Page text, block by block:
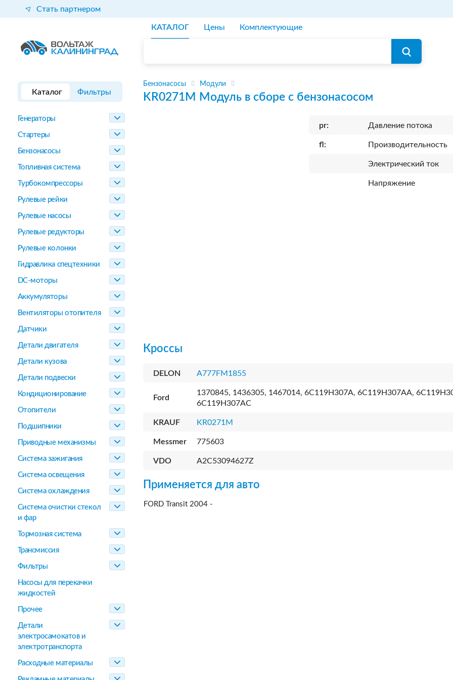
Стать партнером
КАТАЛОГ Цены Комплектующие
Каталог Фильтры
Генераторы
Стартеры
Бензонасосы
Топливная система
Турбокомпрессоры
Рулевые рейки
Рулевые насосы
Рулевые редукторы
Рулевые колонки
Гидравлика спецтехники
DC-моторы
Аккумуляторы
Вентиляторы отопителя
Датчики
Детали двигателя
Детали кузова
Детали подвески
Кондиционирование
Отопители
Подшипники
Приводные механизмы
Система зажигания
Система освещения
Система охлаждения
Система очистки стекол
и фар
Тормозная система
Трансмиссия
Фильтры
Насосы для перекачки
жидкостей
Прочее
Детали
электросамокатов и
электротранспорта
Расходные материалы
Бензонасосы Модули
KR0271M Модуль в сборе с бензонасосом
pr: Давление потока
fl: Производительность
Электрический ток
Напряжение
Кроссы
DELON A777FM1855
Ford
1370845, 1436305, 1467014, 6C119H307A, 6C119H307AA,
6C119H307AC
KRAUF KR0271M
Messmer 775603
VDO A2C53094627Z
Применяется для авто
FORD Transit 2004 -